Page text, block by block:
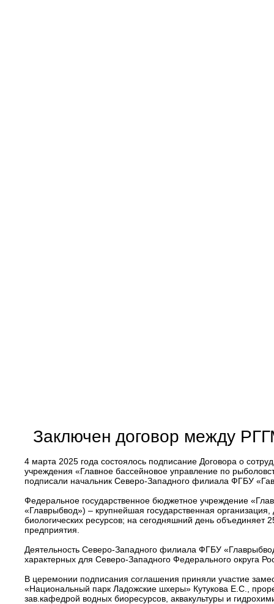
Заключен договор между
4 марта 2025 года состоялось подписание Договора о
учреждения «Главное бассейновое управление по
подписали начальник Северо-Западного филиала ФГБУ
Федеральное государственное бюджетное учреждение
«Главрыбвод») – крупнейшая государственная
биологических ресурсов; на сегодняшний день
предприятия.
Деятельность Северо-Западного филиала ФГБУ
характерных для Северо-Западного Федерального округа
В церемонии подписания соглашения приняли участие
«Национальный парк Ладожские шхеры» Кутукова Е.С.,
зав.кафедрой водных биоресурсов, аквакультуры и